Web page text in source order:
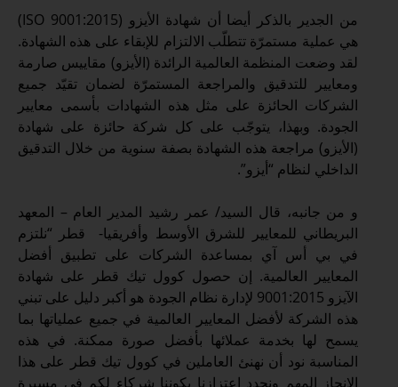
من الجدير بالذكر أيضا أن شهادة الأيزو (ISO 9001:2015)
هي عملية مستمرّة تتطلّب الالتزام للإبقاء على هذه الشهادة.
لقد وضعت المنظمة العالمية الرائدة (الأيزو) مقاييس صارمة
ومعايير للتدقيق والمراجعة المستمرّة لضمان تقيّد جميع
الشركات الحائزة على مثل هذه الشهادات بأسمى معايير
الجودة. وبهذا، يتوجّب على كل شركة حائزة على شهادة
(الأيزو) مراجعة هذه الشهادة بصفة سنوية من خلال التدقيق
الداخلي لنظام “أيزو”.
و من جانبه، قال السيد/ عمر رشيد المدير العام – المعهد
البريطاني للمعايير للشرق الأوسط وأفريقيا- قطر “نلتزم
في بي أس آي بمساعدة الشركات على تطبيق أفضل
المعايير العالمية. إن حصول كوول تيك قطر على شهادة
الآيزو 9001:2015 لإدارة نظام الجودة هو أكبر دليل على تبني
هذه الشركة لأفضل المعايير العالمية في جميع عملياتها بما
يسمح لها بخدمة عملائها بأفضل صورة ممكنة. في هذه
المناسبة نود أن نهنئ العاملين في كوول تيك قطر على هذا
الانجاز المهم ونجدد اعتزازنا بكوننا شركاء لكم في مسيرة